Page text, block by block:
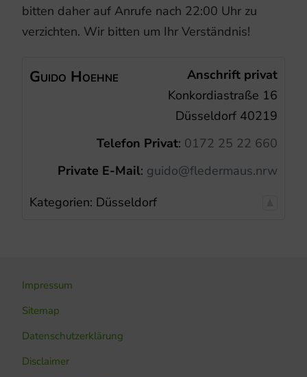
bitten daher auf Anrufe nach 22:00 Uhr zu
verzichten. Wir bitten um Ihr Verständnis!
Guido Hoehne
Anschrift privat
Konkordiastraße 16
Düsseldorf 40219
Telefon Privat: 0172 25 22 660
Private E-Mail: guido@fledermaus.nrw
Kategorien: Düsseldorf
Impressum
Sitemap
Datenschutzerklärung
Disclaimer